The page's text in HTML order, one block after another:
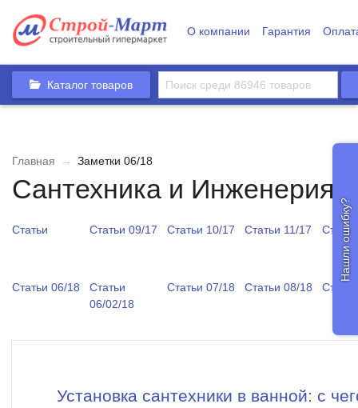
О компании Гарантия
Каталог товаров
Главная → Заметки 06/18
Сантехника и Инженерия
Статьи Статьи 09/17 Статьи 10/17 Статьи 11/17
Статьи 06/18
Статьи
06/02/18
Статьи 07/18 Статьи 08/18
Установка сантехники в ванной: с
Нашли ошибку?